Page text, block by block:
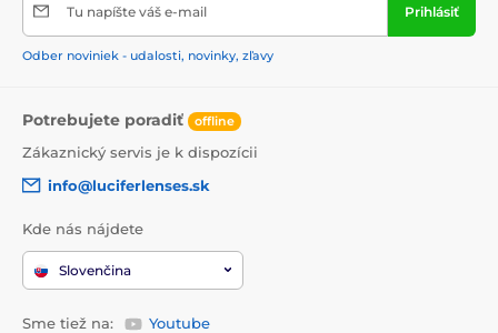
Tu napíšte váš e-mail Prihlásiť
Odber noviniek - udalosti, novinky, zľavy
Potrebujete poradiť offline
Zákaznický servis je k dispozícii
info@luciferlenses.sk
Kde nás nájdete
Slovenčina
Sme tiež na: Youtube